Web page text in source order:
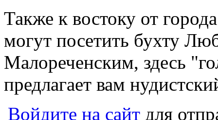
Также к востоку от
могут посетить бухту
Малореченским, здесь
предлагает вам
Войдите на сайт для